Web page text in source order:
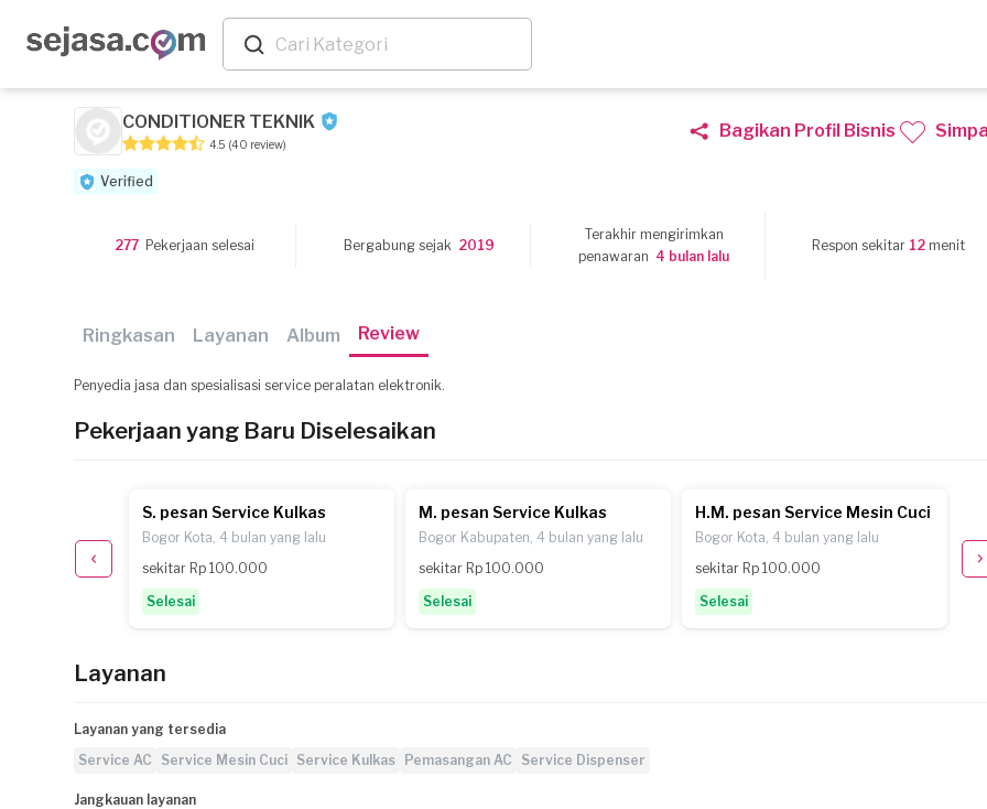
CONDITIONER TEKNIK
4.5 (40 review)
Bagikan Profil Bisnis
Verified
277Pekerjaan selesai Bergabung sejak 2019
Terakhir mengirimkan
penawaran 4 bulan lalu
Respon sekitar 12 menit
Ringkasan Layanan Album Review
Penyedia jasa dan spesialisasi service peralatan elektronik.
Pekerjaan yang Baru Diselesaikan
S. pesan Service Kulkas
Bogor Kota, 4 bulan yang lalu
sekitar Rp 100.000
Selesai
M. pesan Service Kulkas
Bogor Kabupaten, 4 bulan yang lalu
sekitar Rp 100.000
Selesai
H.M. pesan Service Mesin Cuci
Bogor Kota, 4 bulan yang lalu
sekitar Rp 100.000
Selesai
Layanan
Layanan yang tersedia
Service AC
Service Mesin Cuci Service Kulkas Pemasangan AC Service Dispenser
Jangkauan layanan